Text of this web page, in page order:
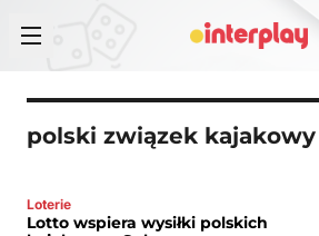
polski związek kajakowy
Loterie
Lotto wspiera wysiłki polskich